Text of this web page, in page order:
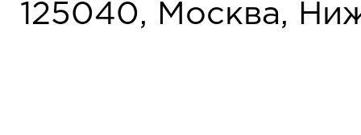
125040, Москва,